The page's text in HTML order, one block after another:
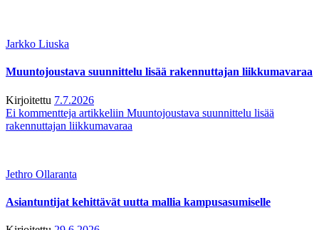
Jarkko Liuska
Muuntojoustava suunnittelu lisää rakennuttajan liikkumavaraa
Kirjoitettu 7.7.2026
Ei kommentteja artikkeliin Muuntojoustava suunnittelu lisää
rakennuttajan liikkumavaraa
Jethro Ollaranta
Asiantuntijat kehittävät uutta mallia kampusasumiselle